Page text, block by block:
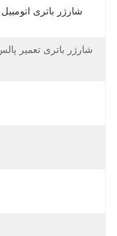
شارژر باتری تعمیر پالس 12V 6a شارژر باتری اسید سرب اتومبیل: